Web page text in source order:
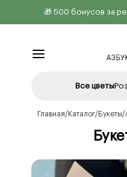
🎁 500 бонусов за
Все цветы
Главная Каталог Букеты